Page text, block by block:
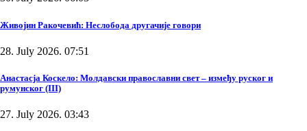
Живојин Ракочевић: Неслобода другачије говори
28. July 2026. 07:51
Анастасја Коскело: Молдавски православни свет – између руског и
румунског (III)
27. July 2026. 03:43